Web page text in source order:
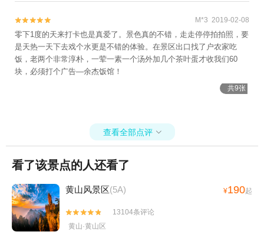
区+阳产土楼+黄山风景区太平索道+黄山白
云宾馆+黄山北海宾馆+黄山本地玩乐+黄山
狮林大酒店+黄山喜乐汇演出+黎阳水街+宏
村冰雪世界+黄山市徽州雕刻博物馆+岭南景
都+黄山屯之谷景区+黄山市城市展示馆+黄
山不夜城+漫溪里游乐园+稽灵山欢乐世界
村大同动力伞基地)+新安江+梦幻新安江夜游
云山自由家营地+黄山徽秀1日游

 M*3 2019-02-08
零下1度的天来打卡也是真爱了。景色真的不错，走走停停拍拍照，要
是天热一天下去戏个水更是不错的体验。在景区出口找了户农家吃
饭，老两个非常淳朴，一荤一素一个汤外加几个茶叶蛋才收我们60
块，必须打个广告—余杰饭馆！
共9张
查看全部点评 
看了该景点的人还看了
黄山风景区(5A) ¥190起


13104条评论
黄山·黄山区